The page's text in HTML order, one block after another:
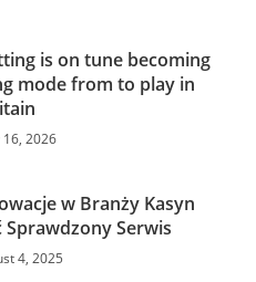
is on tune becoming
mode from to play in
16, 2026
w Branży Kasyn
Sprawdzony Serwis
4, 2025